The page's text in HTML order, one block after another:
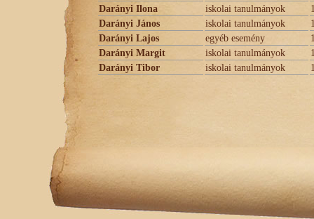
Darányi Ilona
iskolai tanulmányok
Darányi János
iskolai tanulmányok
Darányi Lajos
egyéb esemény
Darányi Margit
iskolai tanulmányok
Darányi Tibor
iskolai tanulmányok